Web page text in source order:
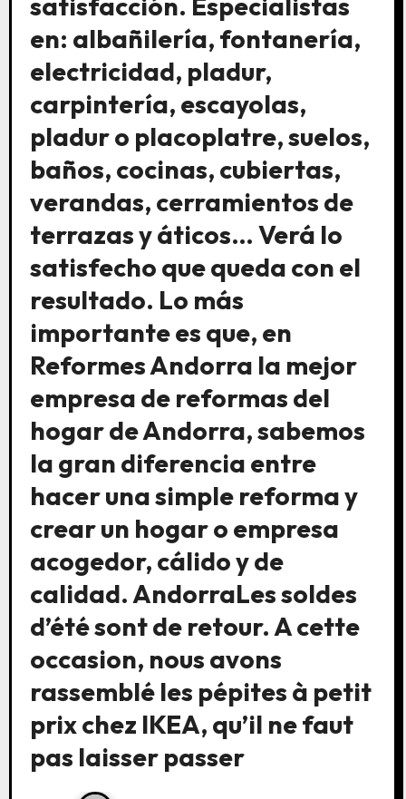
en: albañilería, fontanería,
electricidad, pladur,
carpintería, escayolas,
pladur o placoplatre, suelos,
baños, cocinas, cubiertas,
verandas, cerramientos de
terrazas y áticos… Verá lo
satisfecho que queda con el
resultado. Lo más
importante es que, en
Reformes Andorra la mejor
empresa de reformas del
hogar de Andorra, sabemos
la gran diferencia entre
hacer una simple reforma y
crear un hogar o empresa
acogedor, cálido y de
calidad. AndorraLes soldes
d’été sont de retour. A cette
occasion, nous avons
rassemblé les pépites à petit
prix chez IKEA, qu’il ne faut
pas laisser passer